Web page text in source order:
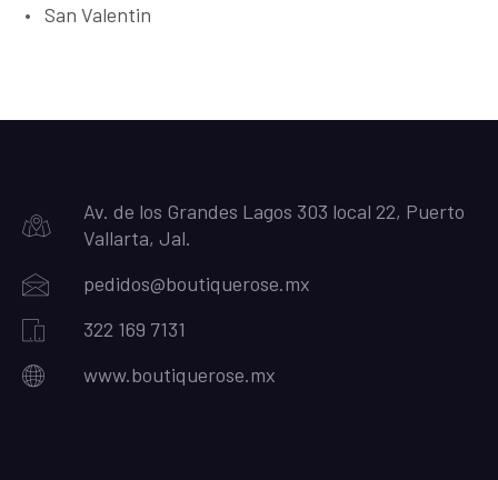
San Valentin
Av. de los Grandes Lagos 303 local 22, Puerto
Vallarta, Jal.
pedidos@boutiquerose.mx
322 169 7131
www.boutiquerose.mx